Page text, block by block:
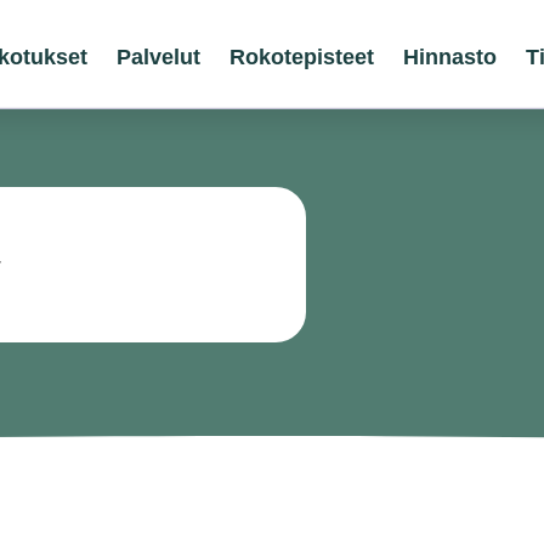
Palvelut Rokotepisteet Hinnasto